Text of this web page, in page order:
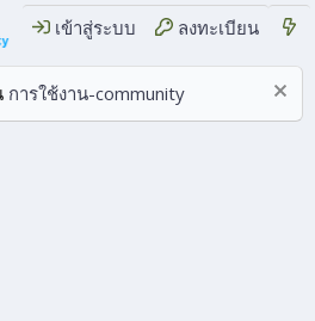
เข้าสู่ระบบ ลงทะเบียน
การใช้งาน-community